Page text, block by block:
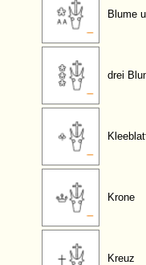
Blume
drei
Krone
Kreuz